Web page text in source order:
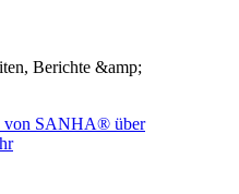
Berichte &amp;